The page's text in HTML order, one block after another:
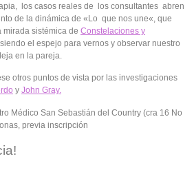
, los casos reales de los consultantes abren
de la dinámica de «Lo que nos une«, que
mirada sistémica de Constelaciones y
el espejo para vernos y observar nuestro
en la pareja.
otros puntos de vista por las investigaciones
y John Gray.
Médico San Sebastián del Country (cra 16 No
previa inscripción